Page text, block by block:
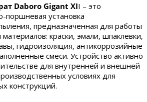
Daboro Gigant XII – это
поршневая установка
предназначенная для работы
краски, эмали, шпаклевки,
гидроизоляция, антикоррозийные
смеси. Устройство активно
для внутренней и внешней
условиях для
конструкций.